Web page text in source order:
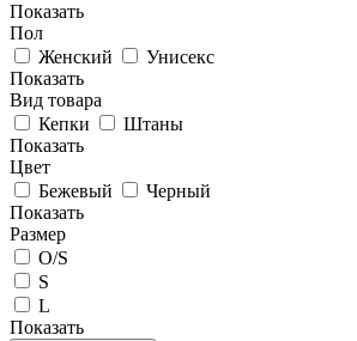
Показать
Пол
Женский
Унисекс
Показать
Вид товара
Кепки
Штаны
Показать
Цвет
Бежевый
Черный
Показать
Размер
O/S
S
L
Показать